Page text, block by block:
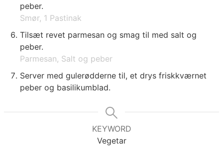
peber.
Smør, 1 Pastinak
Tilsæt revet parmesan og smag til med salt og
peber.
Parmesan, Salt og peber
Server med gulerødderne til, et drys friskkværnet
peber og basilikumblad.
KEYWORD
Vegetar